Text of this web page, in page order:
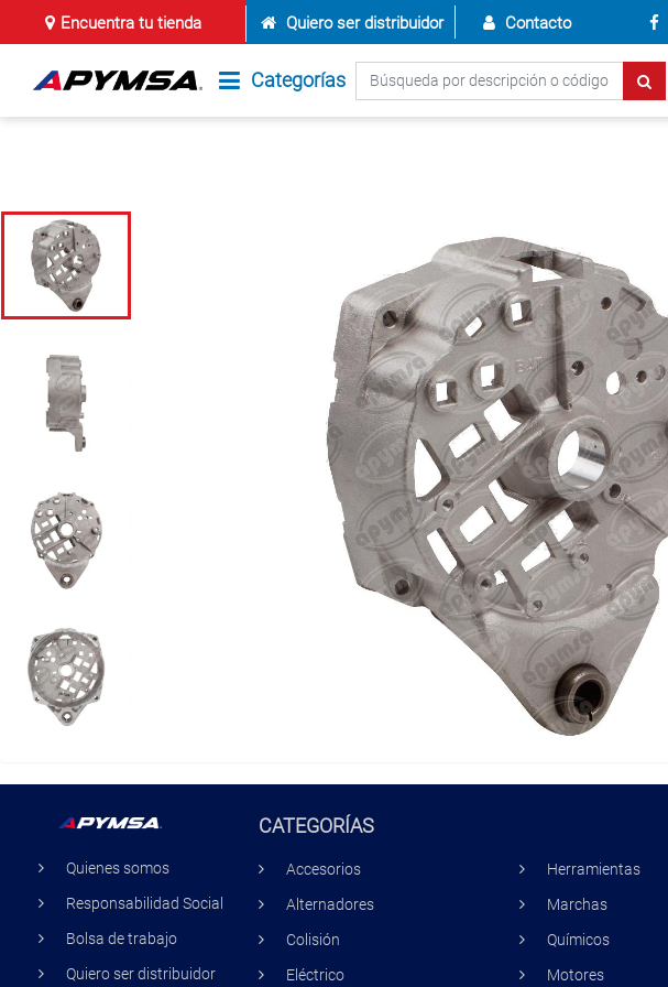
Encuentra tu tienda Quiero ser distribuidor Contacto
Categorías
Quienes somos
Responsabilidad Social
Bolsa de trabajo
Quiero ser distribuidor
CATEGORÍAS
Accesorios
Alternadores
Colisión
Eléctrico
Herramientas
Marchas
Químicos
Motores